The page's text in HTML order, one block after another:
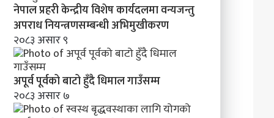
नेपाल प्रहरी केन्द्रीय विशेष कार्यदलमा वन्यजन्तु
अपराध नियन्त्रणसम्बन्धी अभिमुखीकरण
२०८३ असार ९
अपूर्व पूर्वको बाटो हुँदै धिमाल गाउँसम्म
२०८३ असार ७